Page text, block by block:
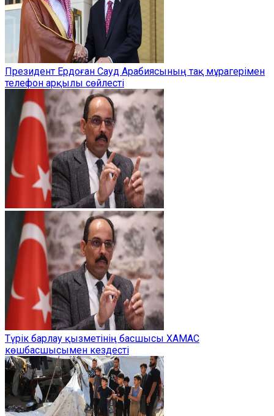
Президент Ердоған Сауд Арабиясының тақ мұрагерімен
телефон арқылы сөйлесті
Түрік барлау қызметінің басшысы ХАМАС
көшбасшысымен кездесті